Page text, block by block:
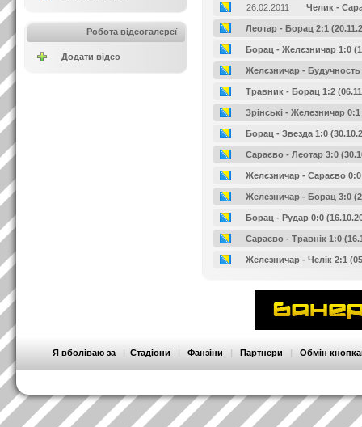
Робота відеогалереї
Додати відео
26.02.2011 Челик -
Леотар - Борац 2:1
Борац - Желєзничар 1:0
Желєзничар - Будучность
Травник - Борац 1:2
Зрінські - Железничар 0:1
Борац - Звезда 1:0
Сараєво - Леотар 3:0
Желєзничар - Сараєво 0:0
Железничар - Борац 3:0
Борац - Рудар 0:0
Сараєво - Травнік 1:0
Железничар - Челік 2:1
Я вболіваю за | Стадіони | Фанзіни | Партнери | Обмін